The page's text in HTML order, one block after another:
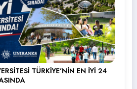
TÜRKİYE’NİN EN İYİ 24